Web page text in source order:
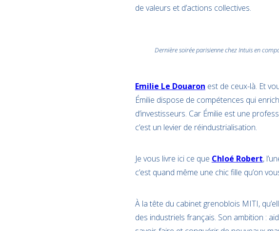
de valeurs et d’actions collectives.
Dernière soirée parisienne chez Intuis en
Emilie Le Douaron est de ceux-là. Et
Émilie dispose de compétences qui
d’investisseurs. Car Émilie est une
c’est un levier de réindustrialisation.
Je vous livre ici ce que Chloé Robert,
c’est quand même une chic fille qu’on
À la tête du cabinet grenoblois MITI,
des industriels français. Son ambition :